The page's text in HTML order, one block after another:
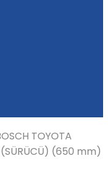
TOYOTA
(SÜRÜCÜ) (650 mm)